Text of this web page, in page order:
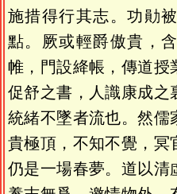
施措得行其志。功勛
點。厥或輕爵傲貴，
帷，門設絳帳，傳道授
促舒之書，人識康成之
統緒不墜者流也。然儒
貴極頂，不知不覺，冥
仍是一場春夢。道以清